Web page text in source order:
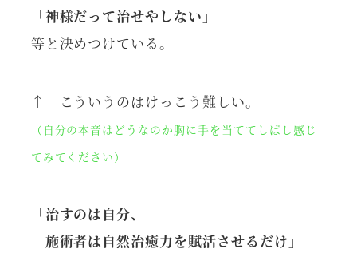
「神様だって治せやしない」
等と決めつけている。
↑ こういうのはけっこう難しい。
（自分の本音はどうなのか胸に手を当ててしばし感じ
てみてください）
「治すのは自分、
施術者は自然治癒力を賦活させるだけ」